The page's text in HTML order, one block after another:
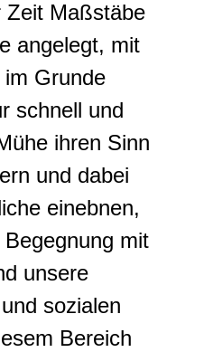
Zeit Maßstäbe
angelegt, mit
Grunde
schnell und
ihren Sinn
und dabei
einebnen,
mit
unsere
sozialen
Bereich